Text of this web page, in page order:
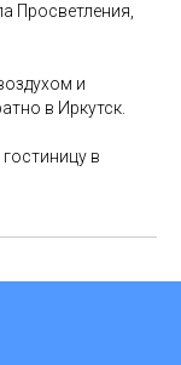
Просветления,
и
в Иркутск.
в